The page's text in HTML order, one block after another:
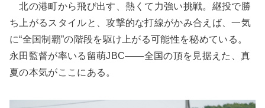
北の港町から飛び出す、熱くて力強い挑戦。継投で勝
ち上がるスタイルと、攻撃的な打線がかみ合えば、一気
に“全国制覇”の階段を駆け上がる可能性を秘めている。
永田監督が率いる留萌JBC――全国の頂を見据えた、真
夏の本気がここにある。